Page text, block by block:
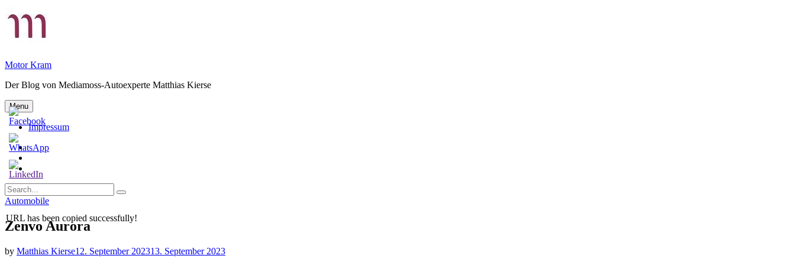
to
Motor Kram
Der Blog von Mediamoss-Autoexperte Matthias Kierse
Menu
Impressum
Privatsphäre-
Privatsphäre-
Einstellungen
widerrufen
Search
for:
Search
Categories
Automobile
Zenvo Aurora
by Matthias Kierse12. September 202313. September 2023
URL has been copied successfully!